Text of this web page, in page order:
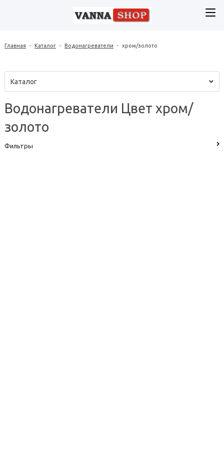
Главная - Каталог - Водонагреватели - хром/золото
Каталог
Водонагреватели Цвет хром/
золото
Фильтры